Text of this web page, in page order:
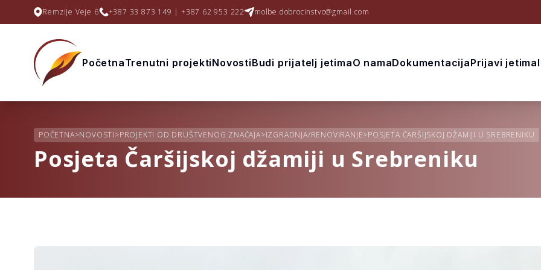
Remzije Veje 6 +387 33 873 149 | +387 62 953 222 molbe.dobrocinstvo@gmail.com
PočetnaTrenutni projektiNovostiBudi prijatelj jetimaO namaDokumentacijaPrijavi jetima
POČETNA>NOVOSTI>PROJEKTI OD DRUŠTVENOG ZNAČAJA>IZGRADNJA/RENOVIRANJE>POSJETA ČARŠIJSKOJ DŽAMIJI U SREBRENIKU
Posjeta Čaršijskoj džamiji u Srebreniku